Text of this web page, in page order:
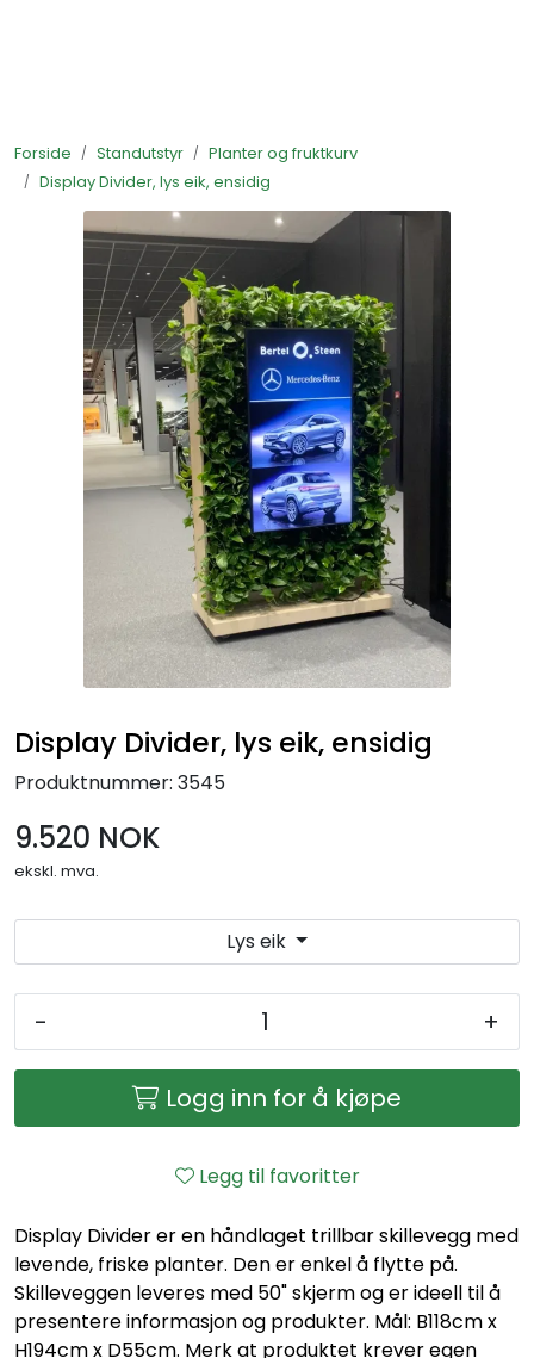
Forside Standutstyr
Planter og fruktkurv
Display Divider, lys eik, ensidig
Display Divider, lys eik, ensidig
Produktnummer: 3545
9.520 NOK
ekskl. mva.
Lys eik
- +
Logg inn for å kjøpe
Legg til favoritter
Display Divider er en håndlaget trillbar skillevegg med
levende, friske planter. Den er enkel å flytte på.
Skilleveggen leveres med 50" skjerm og er ideell til å
presentere informasjon og produkter. Mål: B118cm x
H194cm x D55cm. Merk at produktet krever egen
Standutstyr
Bestill mat til standen
Foto og video